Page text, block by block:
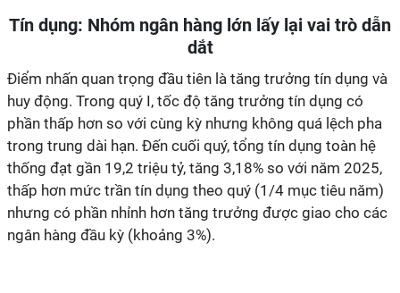
Tín dụng: Nhóm ngân hàng lớn lấy lại vai trò dẫn
dắt
Điểm nhấn quan trọng đầu tiên là tăng trưởng tín dụng và
huy động. Trong quý I, tốc độ tăng trưởng tín dụng có
phần thấp hơn so với cùng kỳ nhưng không quá lệch pha
trong trung dài hạn. Đến cuối quý, tổng tín dụng toàn hệ
thống đạt gần 19,2 triệu tỷ, tăng 3,18% so với năm 2025,
thấp hơn mức trần tín dụng theo quý (1/4 mục tiêu năm)
nhưng có phần nhỉnh hơn tăng trưởng được giao cho các
ngân hàng đầu kỳ (khoảng 3%).